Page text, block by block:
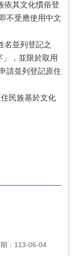
依其文化慣俗登
即不受應使用中文
名並列登記之
」，並限於取用
請並列登記原住
民族基於文化
：113-06-04